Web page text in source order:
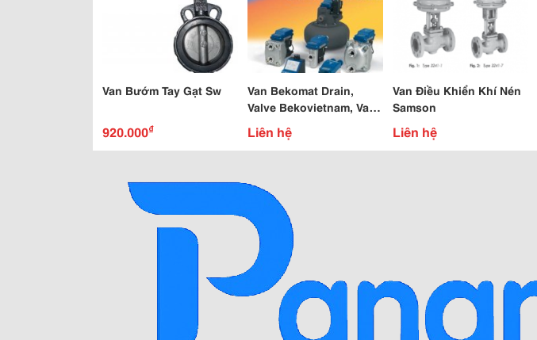
Van Bướm Tay Gạt Sw
920.000₫
Van Bekomat Drain,
Valve Bekovietnam, Van
Khí Beko Vietnam, Van
Công Nghiệp Beko
Liên hệ
Van Điều Khiển Khí Nén
Samson
Liên hệ